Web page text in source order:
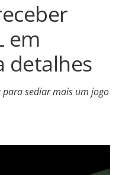
em
detalhes
sediar mais um jogo